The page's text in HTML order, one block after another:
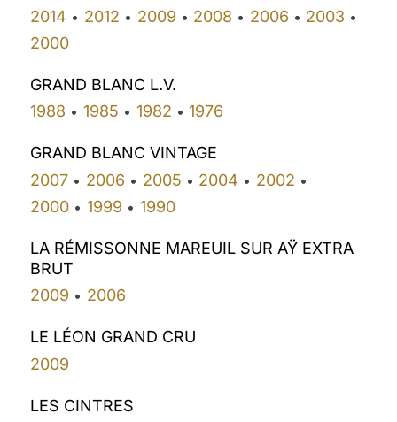
2014 • 2012 • 2009 • 2008 • 2006 • 2003 •
2000
GRAND BLANC L.V.
1988 • 1985 • 1982 • 1976
GRAND BLANC VINTAGE
2007 • 2006 • 2005 • 2004 • 2002 •
2000 • 1999 • 1990
LA RÉMISSONNE MAREUIL SUR AŸ EXTRA
BRUT
2009 • 2006
LE LÉON GRAND CRU
2009
LES CINTRES